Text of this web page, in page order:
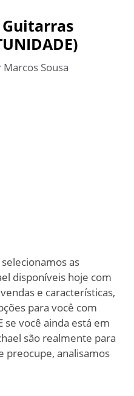
Guitarras
Marcos Sousa
as
disponíveis hoje com
e características,
para você com
se você ainda está em
são realmente para
preocupe, analisamos